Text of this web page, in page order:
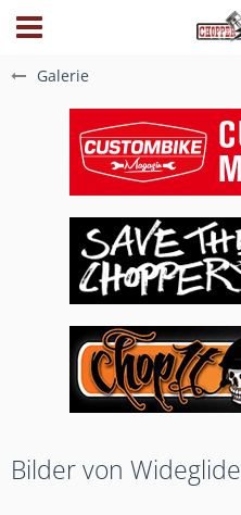
Galerie
Bilder von Wideglide